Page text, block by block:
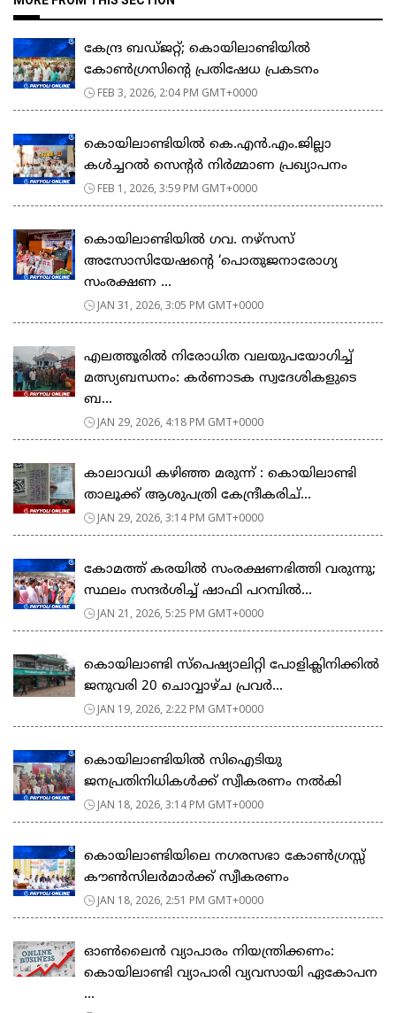
കേന്ദ്ര ബഡ്ജറ്റ്; കൊയിലാണ്ടിയിൽ
കോൺഗ്രസിന്റെ പ്രതിഷേധ പ്രകടനം
FEB 3, 2026, 2:04 PM GMT+0000
കൊയിലാണ്ടിയിൽ കെ.എൻ.എം.ജില്ലാ
കൾച്ചറൽ സെന്റർ നിർമ്മാണ പ്രഖ്യാപനം
FEB 1, 2026, 3:59 PM GMT+0000
കൊയിലാണ്ടിയിൽ ഗവ. നഴ്സസ്
അസോസിയേഷന്റെ ‘പൊതുജനാരോഗ്യ
സംരക്ഷണ ...
JAN 31, 2026, 3:05 PM GMT+0000
എലത്തൂരിൽ നിരോധിത വലയുപയോഗിച്ച്
മത്സ്യബന്ധനം: കർണാടക സ്വദേശികളുടെ
ബ...
JAN 29, 2026, 4:18 PM GMT+0000
കാലാവധി കഴിഞ്ഞ മരുന്ന് : കൊയിലാണ്ടി
താലൂക്ക് ആശുപത്രി കേന്ദ്രീകരിച്...
JAN 29, 2026, 3:14 PM GMT+0000
കോമത്ത് കരയിൽ സംരക്ഷണഭിത്തി വരുന്നു;
സ്ഥലം സന്ദർശിച്ച് ഷാഫി പറമ്പിൽ...
JAN 21, 2026, 5:25 PM GMT+0000
കൊയിലാണ്ടി സ്പെഷ്യാലിറ്റി പോളിക്ലിനിക്കിൽ
ജനുവരി 20 ചൊവ്വാഴ്ച പ്രവർ...
JAN 19, 2026, 2:22 PM GMT+0000
കൊയിലാണ്ടിയിൽ സിഐടിയു
ജനപ്രതിനിധികൾക്ക് സ്വീകരണം നൽകി
JAN 18, 2026, 3:14 PM GMT+0000
കൊയിലാണ്ടിയിലെ നഗരസഭാ കോൺഗ്രസ്സ്
കൗൺസിലർമാർക്ക് സ്വീകരണം
JAN 18, 2026, 2:51 PM GMT+0000
ഓൺലൈൻ വ്യാപാരം നിയന്ത്രിക്കണം:
കൊയിലാണ്ടി വ്യാപാരി വ്യവസായി ഏകോപന
...